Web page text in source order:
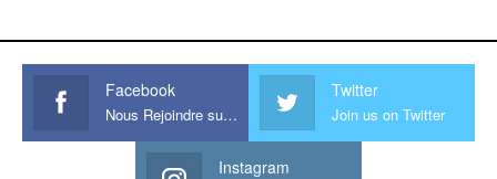
Facebook
Nous Rejoindre sur Facebook
Twitter
Join us on Twitter
Instagram